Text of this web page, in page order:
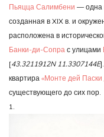
Пьяцца Салимбени — одна
созданная в XIX в. и
расположена в
Банки-ди-Сопра с улицами
[43.3211912N 11.3307144E
квартира «Монте дей
существующего до сих пор.
1.